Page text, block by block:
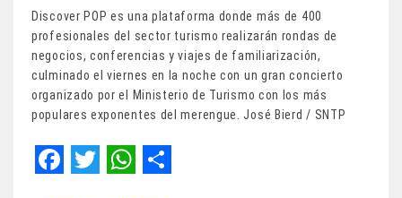
Discover POP es una plataforma donde más de 400
profesionales del sector turismo realizarán rondas de
negocios, conferencias y viajes de familiarización,
culminado el viernes en la noche con un gran concierto
organizado por el Ministerio de Turismo con los más
populares exponentes del merengue. José Bierd / SNTP